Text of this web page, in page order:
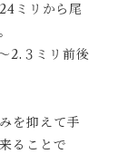
ミリから尾
2.３ミリ前後
を抑えて手
ることで